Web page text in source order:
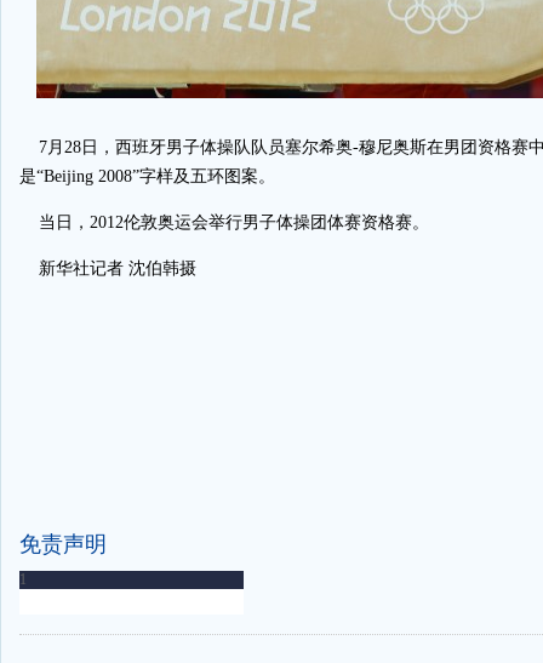
7月28日，西班牙男子体操队队员塞尔希奥-穆尼奥斯在男团资格赛
是“Beijing 2008”字样及五环图案。
当日，2012伦敦奥运会举行男子体操团体赛资格赛。
新华社记者 沈伯韩摄
免责声明
-